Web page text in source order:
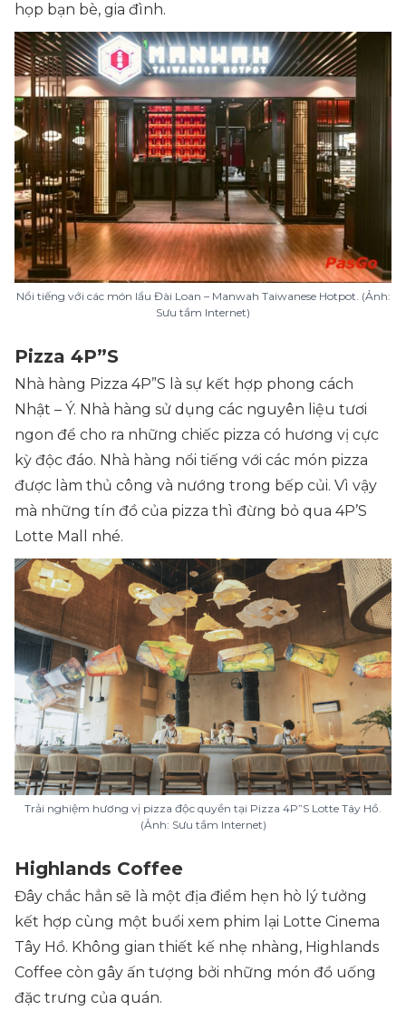
họp bạn bè, gia đình.
Nổi tiếng với các món lẩu Đài Loan – Manwah Taiwanese Hotpot. (Ảnh:
Sưu tầm Internet)
Pizza 4P”S
Nhà hàng Pizza 4P”S là sự kết hợp phong cách
Nhật – Ý. Nhà hàng sử dụng các nguyên liệu tươi
ngon để cho ra những chiếc pizza có hương vị cực
kỳ độc đáo. Nhà hàng nổi tiếng với các món pizza
được làm thủ công và nướng trong bếp củi. Vì vậy
mà những tín đồ của pizza thì đừng bỏ qua 4P’S
Lotte Mall nhé.
Trải nghiệm hương vị pizza độc quyền tại Pizza 4P”S Lotte Tây Hồ.
(Ảnh: Sưu tầm Internet)
Highlands Coffee
Đây chắc hẳn sẽ là một địa điểm hẹn hò lý tưởng
kết hợp cùng một buổi xem phim lại Lotte Cinema
Tây Hồ. Không gian thiết kế nhẹ nhàng, Highlands
Coffee còn gây ấn tượng bởi những món đồ uống
đặc trưng của quán.